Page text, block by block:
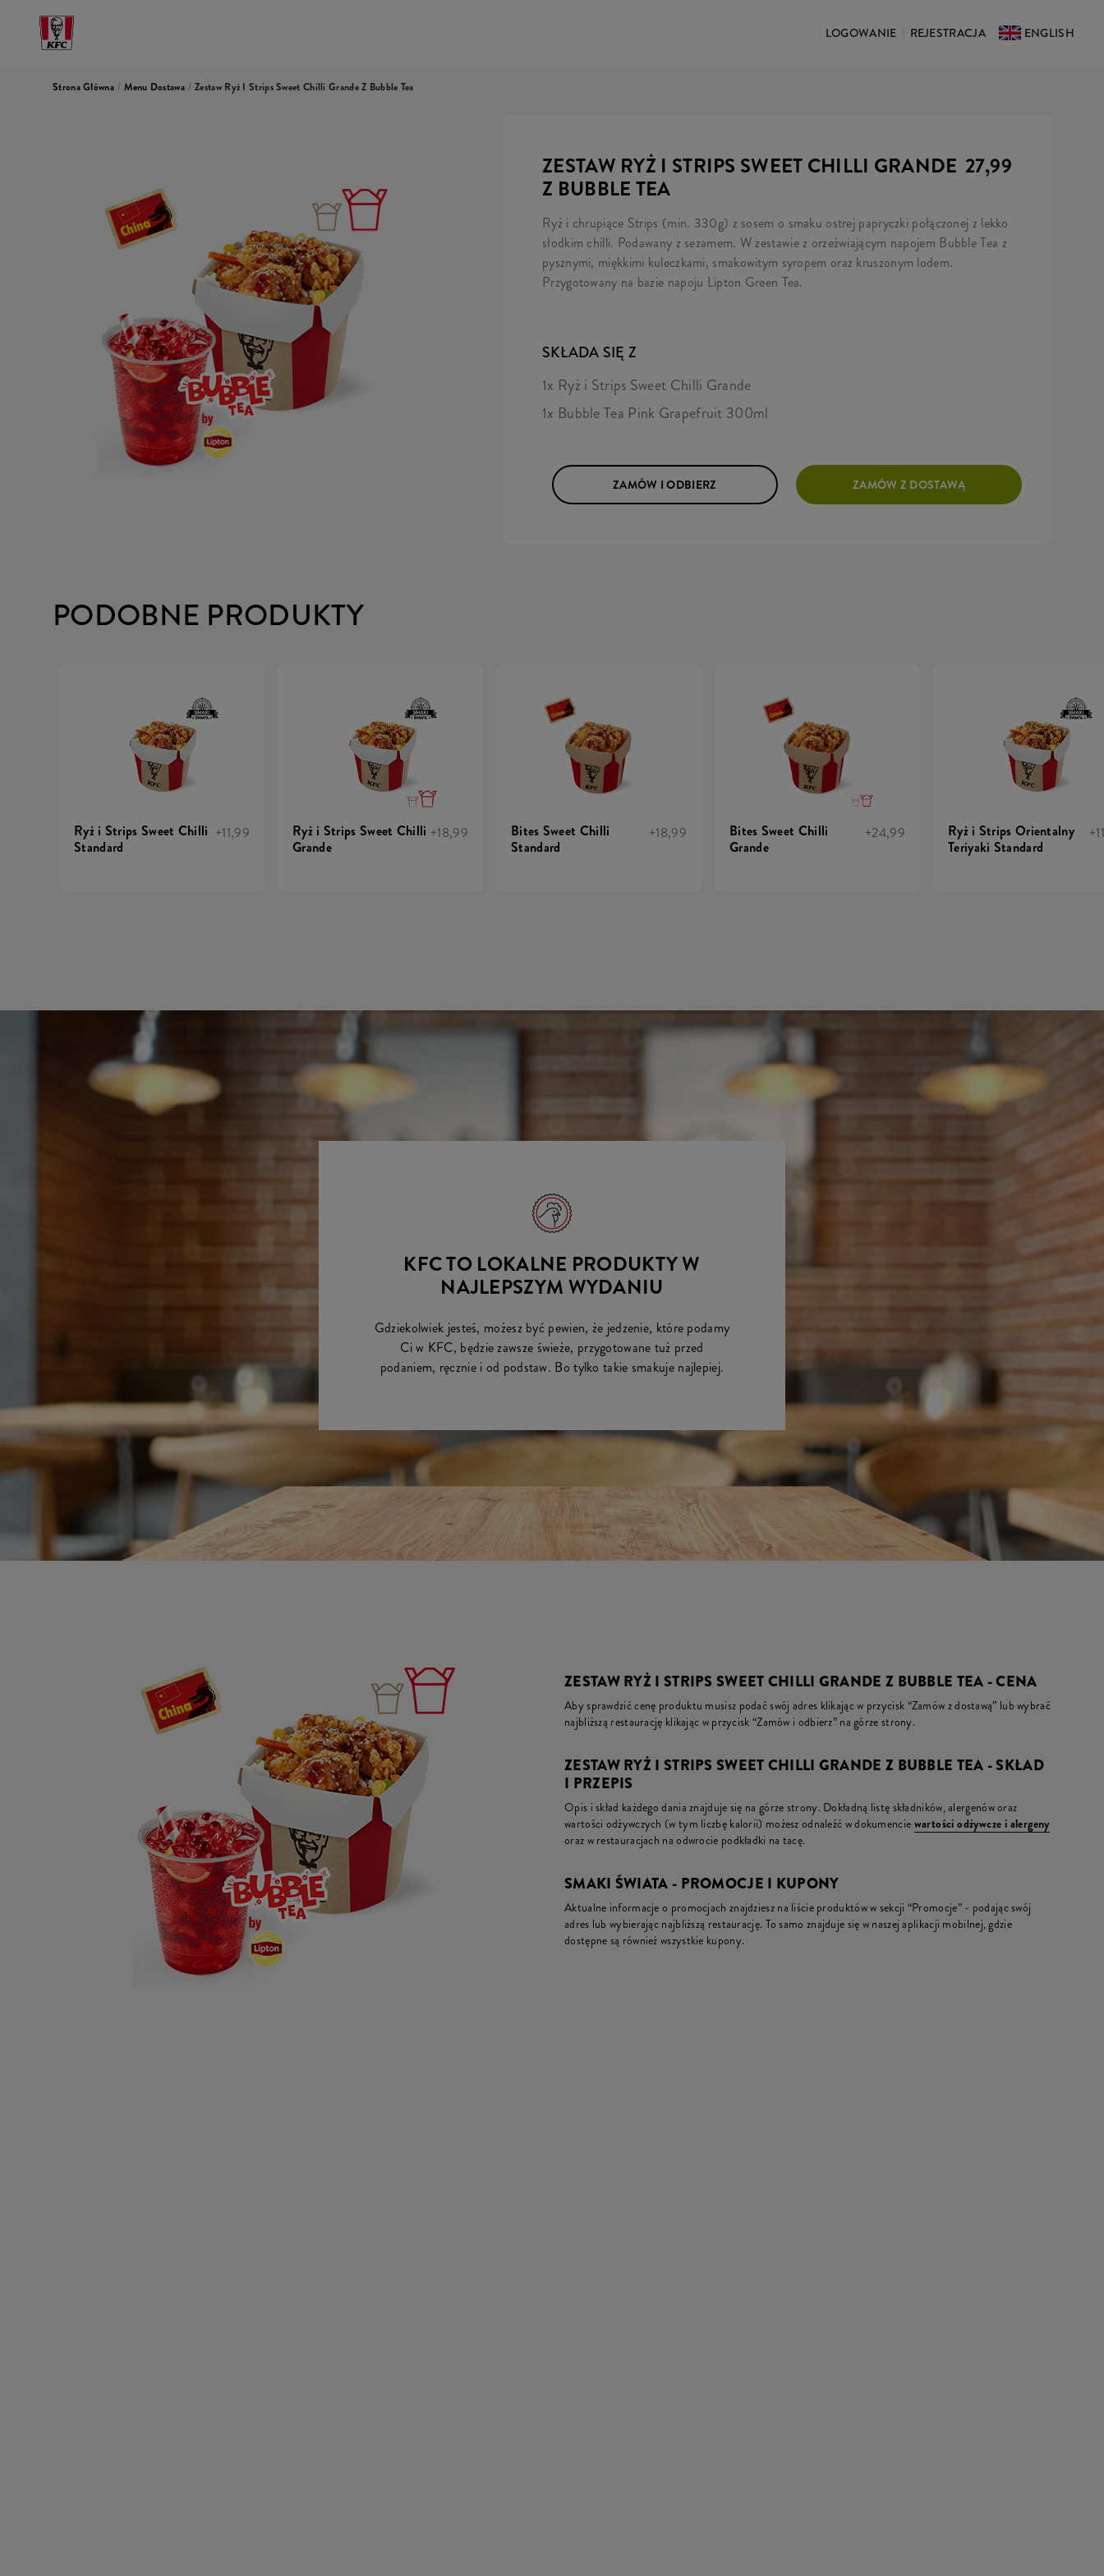
LOGOWANIE REJESTRACJA ENGLISH
Strona Główna / Menu Dostawa / Zestaw Ryż I Strips Sweet Chilli Grande Z Bubble Tea
ZESTAW RYŻ I STRIPS SWEET CHILLI GRANDE
Z BUBBLE TEA
27,99
Ryż i chrupiące Strips (min. 330g) z sosem o smaku ostrej papryczki połączonej z lekko
słodkim chilli. Podawany z sezamem. W zestawie z orzeźwiającym napojem Bubble Tea z
pysznymi, miękkimi kuleczkami, smakowitym syropem oraz kruszonym lodem.
Przygotowany na bazie napoju Lipton Green Tea.
SKŁADA SIĘ Z
1x Ryż i Strips Sweet Chilli Grande
1x Bubble Tea Pink Grapefruit 300ml
ZAMÓW I ODBIERZ ZAMÓW Z DOSTAWĄ
PODOBNE PRODUKTY
Ryż i Strips Sweet Chilli
Standard
+11,99
Ryż i Strips Sweet Chilli
Grande
+18,99
Bites Sweet Chilli
Standard
+18,99
Bites Sweet Chilli
Grande
+24,99
Ryż i Strips Orientalny
Teriyaki Standard
KFC TO LOKALNE PRODUKTY W
NAJLEPSZYM WYDANIU
Gdziekolwiek jesteś, możesz być pewien, że jedzenie, które podamy
Ci w KFC, będzie zawsze świeże, przygotowane tuż przed
podaniem, ręcznie i od podstaw. Bo tylko takie smakuje najlepiej.
ZESTAW RYŻ I STRIPS SWEET CHILLI GRANDE Z BUBBLE TEA - CENA
Aby sprawdzić cenę produktu musisz podać swój adres klikając w przycisk “Zamów z dostawą” lub wybrać
najbliższą restaurację klikając w przycisk “Zamów i odbierz” na górze strony.
ZESTAW RYŻ I STRIPS SWEET CHILLI GRANDE Z BUBBLE TEA - SKŁAD
I PRZEPIS
Opis i skład każdego dania znajduje się na górze strony. Dokładną listę składników, alergenów oraz
wartości odżywczych (w tym liczbę kalorii) możesz odnaleźć w dokumencie wartości odżywcze i alergeny
oraz w restauracjach na odwrocie podkładki na tacę.
SMAKI ŚWIATA - PROMOCJE I KUPONY
Aktualne informacje o promocjach znajdziesz na liście produktów w sekcji “Promocje” - podając swój
adres lub wybierając najbliższą restaurację. To samo znajduje się w naszej aplikacji mobilnej, gdzie
dostępne są również wszystkie kupony.